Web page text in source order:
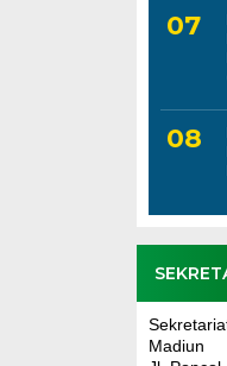
Madiun